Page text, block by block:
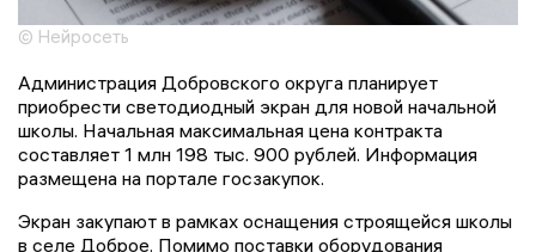
© Нейросеть
Администрация Добровского округа планирует
приобрести светодиодный экран для новой начальной
школы. Начальная максимальная цена контракта
составляет 1 млн 198 тыс. 900 рублей. Информация
размещена на портале госзакупок.
Экран закупают в рамках оснащения строящейся школы
в селе Доброе. Помимо поставки оборудования